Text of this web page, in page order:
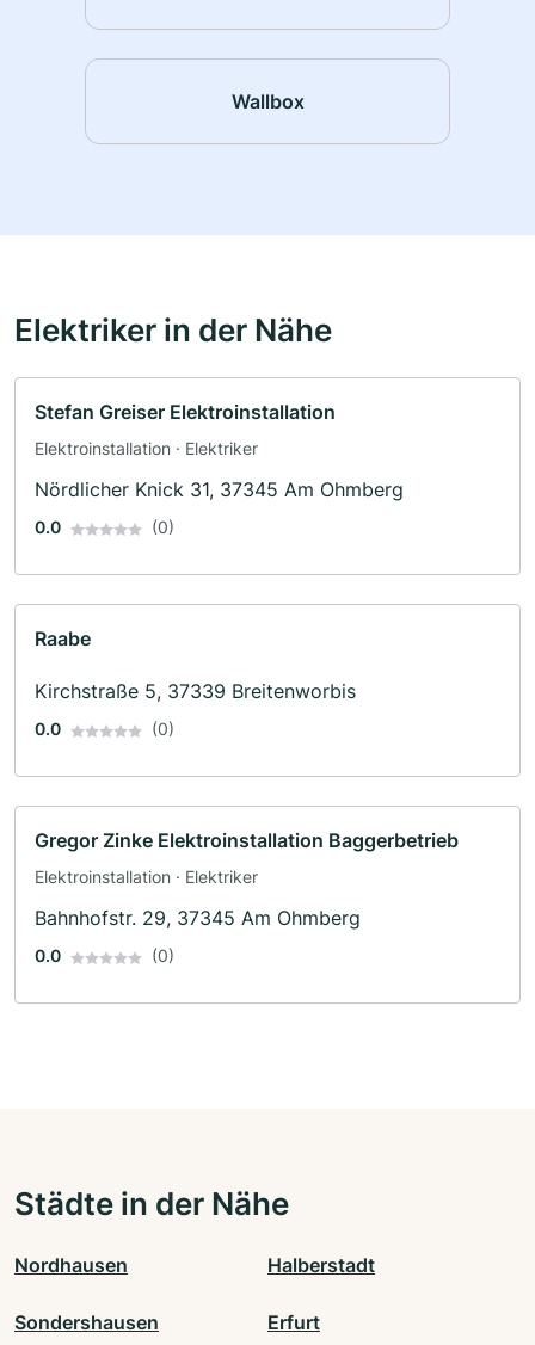
Wallbox
Elektriker in der Nähe
Stefan Greiser Elektroinstallation
Elektroinstallation · Elektriker
Nördlicher Knick 31, 37345 Am Ohmberg
0.0 (0)
Raabe
Kirchstraße 5, 37339 Breitenworbis
0.0 (0)
Gregor Zinke Elektroinstallation Baggerbetrieb
Elektroinstallation · Elektriker
Bahnhofstr. 29, 37345 Am Ohmberg
0.0 (0)
Städte in der Nähe
Nordhausen Halberstadt
Sondershausen Erfurt